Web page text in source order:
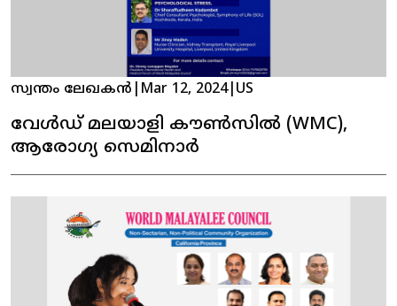
സ്വന്തം ലേഖകൻ Mar 12, 2024| US
വേൾഡ് മലയാളി കൗൺസിൽ (WMC),
ആരോഗ്യ സെമിനാർ